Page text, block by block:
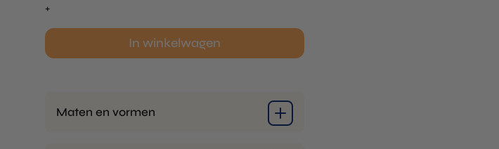
Mold
+
In winkelwagen
Maten en vormen